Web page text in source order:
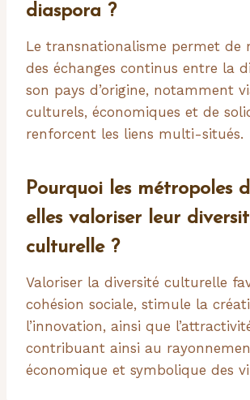
diaspora ?
Le transnationalisme permet de
des échanges continus entre la
son pays d’origine, notamment
culturels, économiques et de
renforcent les liens multi-situés.
Pourquoi les métropoles
elles valoriser leur
culturelle ?
Valoriser la diversité culturelle
cohésion sociale, stimule la
l’innovation, ainsi que
contribuant ainsi au
économique et symbolique des